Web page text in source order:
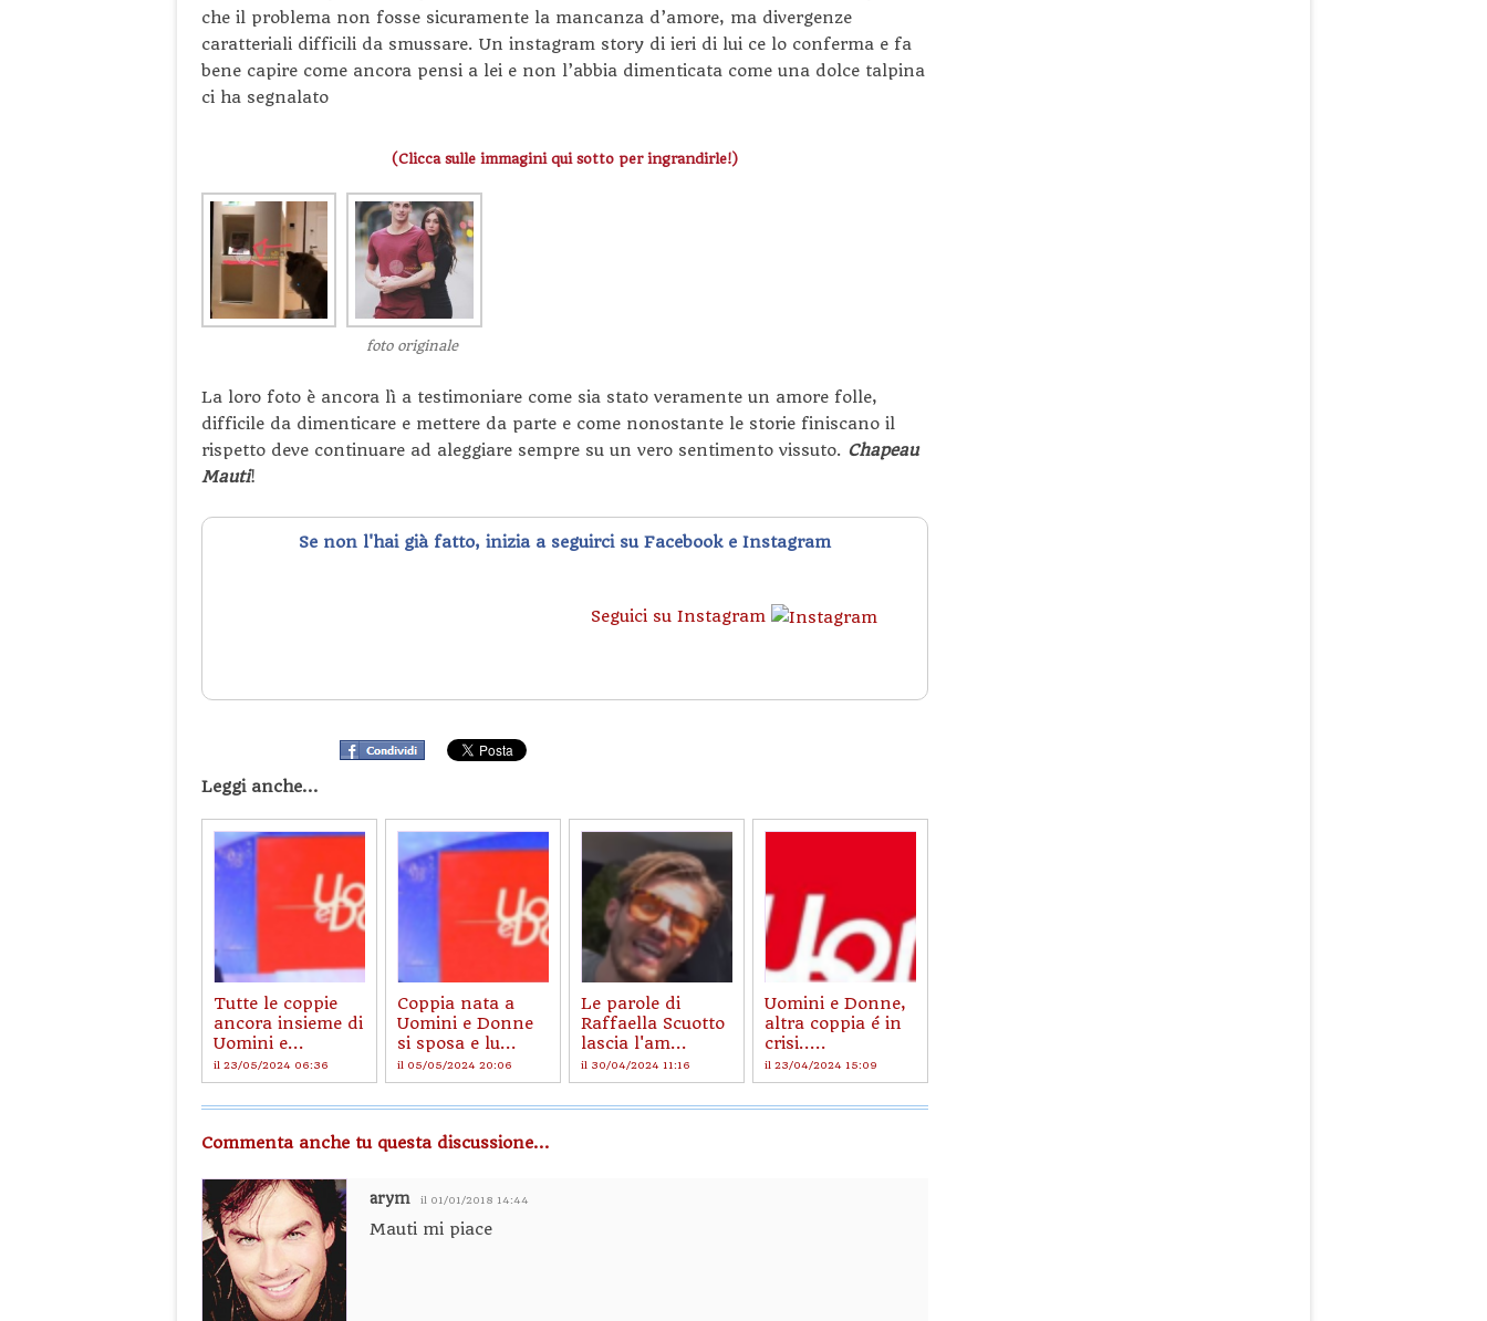
che il problema non fosse sicuramente la mancanza d’amore, ma divergenze
caratteriali difficili da smussare. Un instagram story di ieri di lui ce lo conferma e fa
bene capire come ancora pensi a lei e non l’abbia dimenticata come una dolce talpina
ci ha segnalato
(Clicca sulle immagini qui sotto per ingrandirle!)
foto originale
La loro foto è ancora lì a testimoniare come sia stato veramente un amore folle,
difficile da dimenticare e mettere da parte e come nonostante le storie finiscano il
rispetto deve continuare ad aleggiare sempre su un vero sentimento vissuto. Chapeau
Mauti!
Se non l'hai già fatto, inizia a seguirci su Facebook e Instagram
Seguici su Instagram
Leggi anche...
Tutte le coppie
ancora insieme di
Uomini e...
il 23/05/2024 06:36
Coppia nata a
Uomini e Donne
si sposa e lu...
il 05/05/2024 20:06
Le parole di
Raffaella Scuotto
lascia l'am...
il 30/04/2024 11:16
Uomini e Donne,
altra coppia é in
crisi.....
il 23/04/2024 15:09
Commenta anche tu questa discussione...
arym il 01/01/2018 14:44
Mauti mi piace